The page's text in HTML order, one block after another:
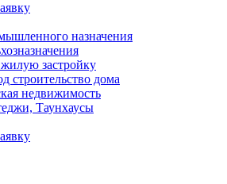
назначения
застройку
строительство дома
недвижимость
Таунхаусы